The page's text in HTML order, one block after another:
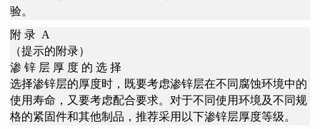
验。
附 录 A
（提示的附录）
渗 锌 层 厚 度 的 选 择
选择渗锌层的厚度时，既要考虑渗锌层在不同腐蚀环境中的
使用寿命，又要考虑配合要求。对于不同使用环境及不同规
格的紧固件和其他制品，推荐采用以下渗锌层厚度等级。